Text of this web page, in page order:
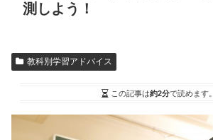
測しよう！
教科別学習アドバイス
この記事は約2分で読めます。